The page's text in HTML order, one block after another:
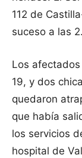
112 de
suceso a las
Los
19, y dos
quedaron
que había
los servicios
hospital de